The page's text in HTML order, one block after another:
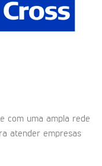
com uma ampla rede
atender empresas